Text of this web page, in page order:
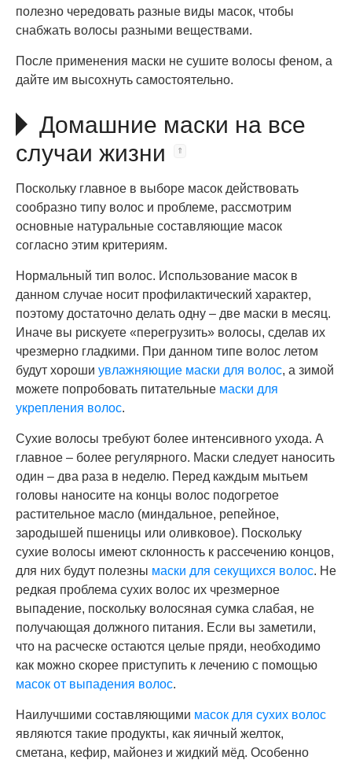
полезно чередовать разные виды масок, чтобы
снабжать волосы разными веществами.
После применения маски не сушите волосы феном, а
дайте им высохнуть самостоятельно.
Домашние маски на все
случаи жизни
Поскольку главное в выборе масок действовать
сообразно типу волос и проблеме, рассмотрим
основные натуральные составляющие масок
согласно этим критериям.
Нормальный тип волос. Использование масок в
данном случае носит профилактический характер,
поэтому достаточно делать одну – две маски в месяц.
Иначе вы рискуете «перегрузить» волосы, сделав их
чрезмерно гладкими. При данном типе волос летом
будут хороши увлажняющие маски для волос, а зимой
можете попробовать питательные маски для
укрепления волос.
Сухие волосы требуют более интенсивного ухода. А
главное – более регулярного. Маски следует наносить
один – два раза в неделю. Перед каждым мытьем
головы наносите на концы волос подогретое
растительное масло (миндальное, репейное,
зародышей пшеницы или оливковое). Поскольку
сухие волосы имеют склонность к рассечению концов,
для них будут полезны маски для секущихся волос. Не
редкая проблема сухих волос их чрезмерное
выпадение, поскольку волосяная сумка слабая, не
получающая должного питания. Если вы заметили,
что на расческе остаются целые пряди, необходимо
как можно скорее приступить к лечению с помощью
масок от выпадения волос.
Наилучшими составляющими масок для сухих волос
являются такие продукты, как яичный желток,
сметана, кефир, майонез и жидкий мёд. Особенно